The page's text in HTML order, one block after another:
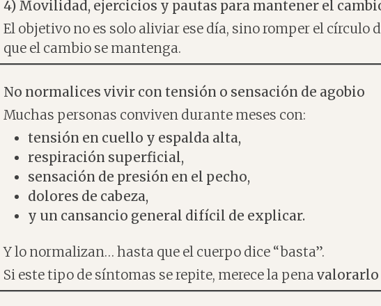
4) Movilidad, ejercicios y pautas para mantener el
El objetivo no es solo aliviar ese día, sino romper el
que el cambio se mantenga.
No normalices vivir con tensión o sensación de agobio
Muchas personas conviven durante meses con:
tensión en cuello y espalda alta,
respiración superficial,
sensación de presión en el pecho,
dolores de cabeza,
y un cansancio general difícil de explicar.
Y lo normalizan… hasta que el cuerpo dice “basta”.
Si este tipo de síntomas se repite, merece la pena valorarlo